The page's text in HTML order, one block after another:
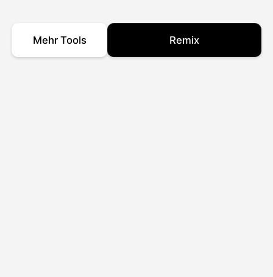
Mehr Tools Remix